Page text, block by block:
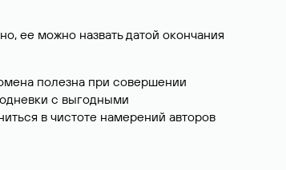
ее можно назвать датой окончания
полезна при совершении
с выгодными
в чистоте намерений авторов